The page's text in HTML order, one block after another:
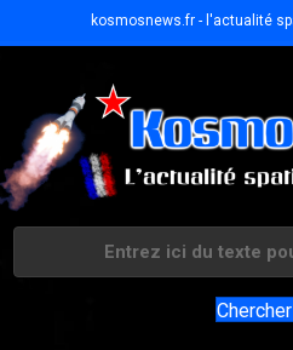
kosmosnews.fr - l'actualité
Chercher